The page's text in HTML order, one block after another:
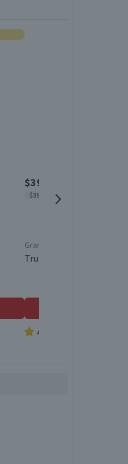
$3990
$3990 x kg
Granel
Trutro Entero de Pollo kg
4.7